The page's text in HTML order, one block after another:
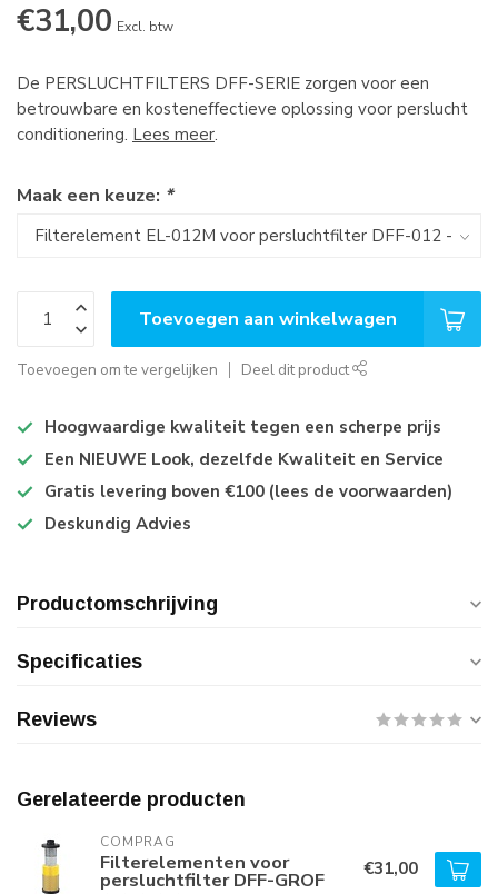
€31,00 Excl. btw
De PERSLUCHTFILTERS DFF-SERIE zorgen voor een
betrouwbare en kosteneffectieve oplossing voor perslucht
conditionering. Lees meer.
Maak een keuze: *
Toevoegen aan winkelwagen
Toevoegen om te vergelijken Deel dit product
Hoogwaardige kwaliteit tegen een scherpe prijs
Een NIEUWE Look, dezelfde Kwaliteit en Service
Gratis levering boven €100 (lees de voorwaarden)
Deskundig Advies
Productomschrijving
Specificaties
Reviews
Gerelateerde producten
COMPRAG
Filterelementen voor
persluchtfilter DFF-GROF €31,00